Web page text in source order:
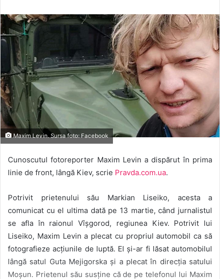
Maxim Levin. Sursa foto: Facebook
Cunoscutul fotoreporter Maxim Levin a dispărut în prima
linie de front, lângă Kiev, scrie Pravda.com.ua.
Potrivit prietenului său Markian Liseiko, acesta a
comunicat cu el ultima dată pe 13 martie, când jurnalistul
se afla în raionul Vîșgorod, regiunea Kiev. Potrivit lui
Liseiko, Maxim Levin a plecat cu propriul automobil ca să
fotografieze acțiunile de luptă. El și-ar fi lăsat automobilul
lângă satul Guta Mejigorska și a plecat în direcția satului
Moșun. Prietenul său susține că de pe telefonul lui Maxim